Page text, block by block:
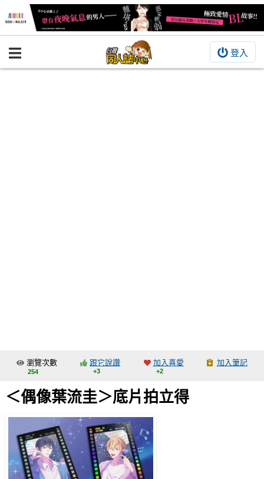
登入
BOOKY書集倉庫
交流中心
攤位轉讓區
會員中心
註冊會員
登入
瀏覽次數
254
跟它說讚
+3
加入喜愛
+2
加入筆記
＜偶像葉流圭＞底片拍立得